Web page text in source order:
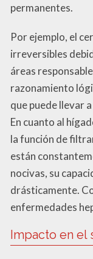
permanentes.
Por ejemplo, el
irreversibles
áreas
razonamiento
que puede llevar
En cuanto al
la función de
están
nocivas, su
drásticamente.
enfermedades
Impacto en el